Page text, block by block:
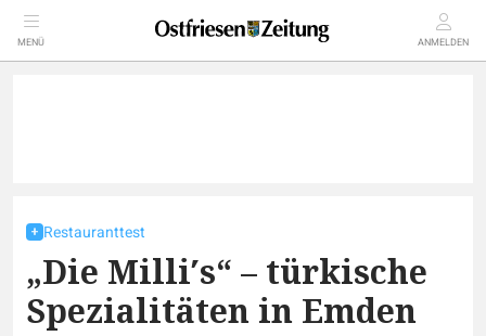
MENÜ ANMELDEN
Restauranttest
„Die Milli′s“ – türkische
Spezialitäten in Emden